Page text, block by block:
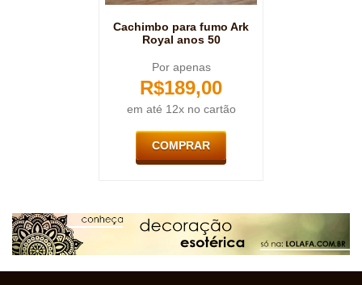
Cachimbo para fumo Ark
Royal anos 50
Por apenas
R$189,00
em até 12x no cartão
COMPRAR